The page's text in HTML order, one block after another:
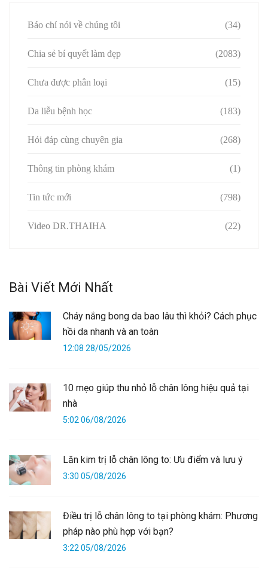
Báo chí nói về chúng tôi (34)
Chia sẻ bí quyết làm đẹp (2083)
Chưa được phân loại (15)
Da liễu bệnh học (183)
Hỏi đáp cùng chuyên gia (268)
Thông tin phòng khám (1)
Tin tức mới (798)
Video DR.THAIHA (22)
Bài Viết Mới Nhất
Cháy nắng bong da bao lâu thì khỏi? Cách phục
hồi da nhanh và an toàn
12:08 28/05/2026
10 mẹo giúp thu nhỏ lỗ chân lông hiệu quả tại
nhà
5:02 06/08/2026
Lăn kim trị lỗ chân lông to: Ưu điểm và lưu ý
3:30 05/08/2026
Điều trị lỗ chân lông to tại phòng khám: Phương
pháp nào phù hợp với bạn?
3:22 05/08/2026